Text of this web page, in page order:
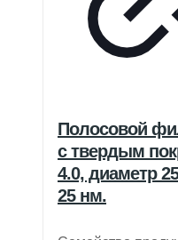
Полосовой
с твердым
4.0, диаметр
25 нм.